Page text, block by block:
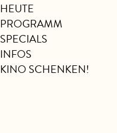
HEUTE
PROGRAMM
SPECIALS
INFOS
KINO SCHENKEN!